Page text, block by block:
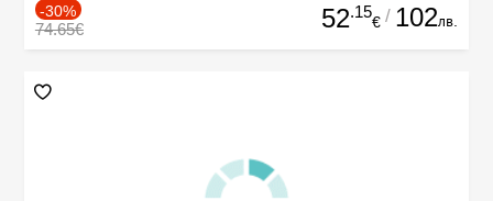
-30%
74.65€ 52.15
€ / 102лв.